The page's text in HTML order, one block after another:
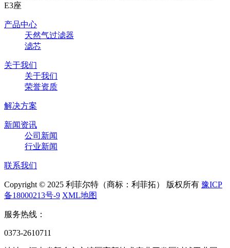
E3座
产品中心
天然气过滤器
滤芯
关于我们
关于我们
荣誉资质
解决方案
新闻资讯
公司新闻
行业新闻
联系我们
Copyright © 2025 利菲尔特（商标：利菲拓） 版权所有 豫ICP
备18000213号-9 XML地图
服务热线：
0373-2610711